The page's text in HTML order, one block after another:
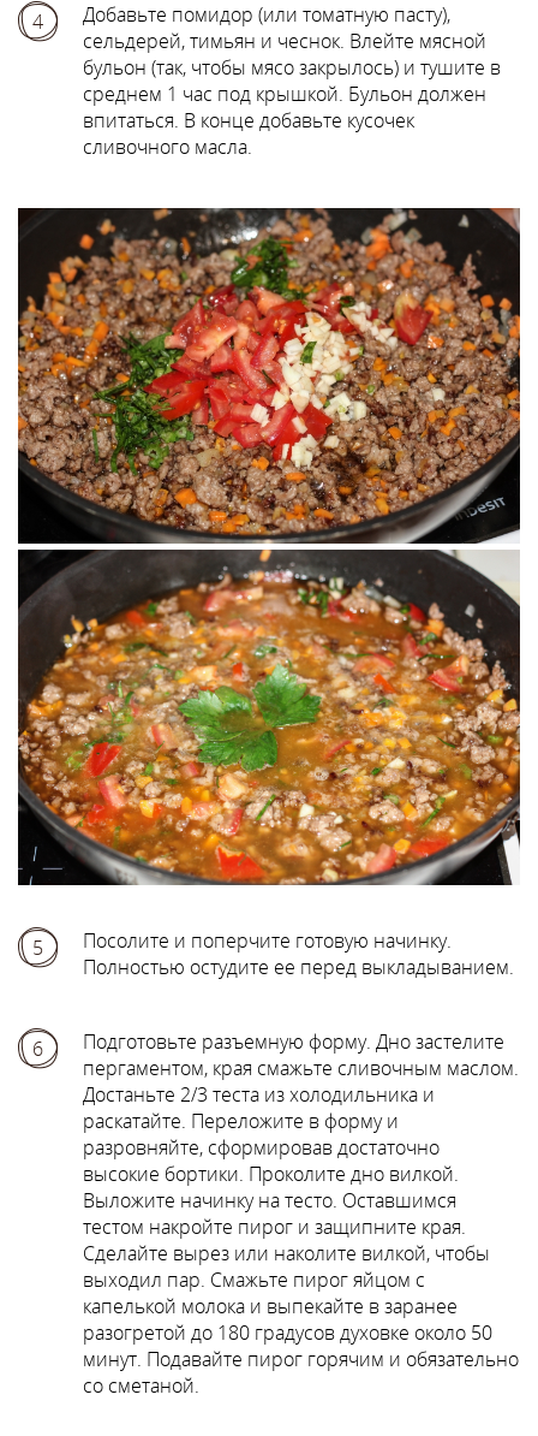
4
Добавьте помидор (или томатную пасту),
сельдерей, тимьян и чеснок. Влейте мясной
бульон (так, чтобы мясо закрылось) и тушите в
среднем 1 час под крышкой. Бульон должен
впитаться. В конце добавьте кусочек
сливочного масла.
5
Посолите и поперчите готовую начинку.
Полностью остудите ее перед выкладыванием.
6
Подготовьте разъемную форму. Дно застелите
пергаментом, края смажьте сливочным маслом.
Достаньте 2/3 теста из холодильника и
раскатайте. Переложите в форму и
разровняйте, сформировав достаточно
высокие бортики. Проколите дно вилкой.
Выложите начинку на тесто. Оставшимся
тестом накройте пирог и защипните края.
Сделайте вырез или наколите вилкой, чтобы
выходил пар. Смажьте пирог яйцом с
капелькой молока и выпекайте в заранее
разогретой до 180 градусов духовке около 50
минут. Подавайте пирог горячим и обязательно
со сметаной.